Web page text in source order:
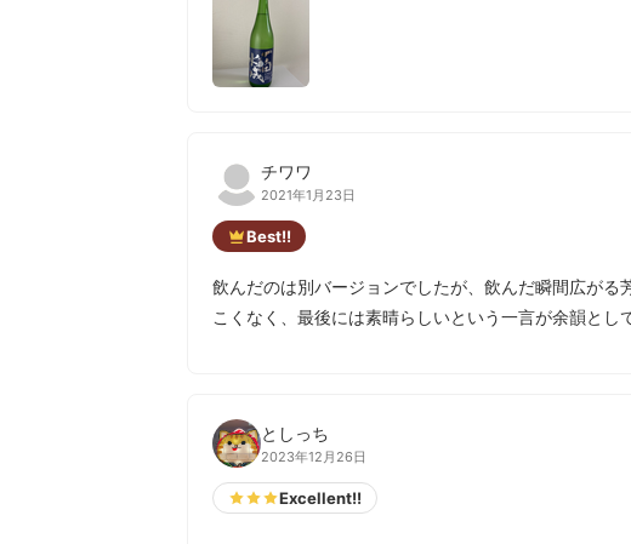
チワワ
2021年1月23日
Best!!
飲んだのは別バージョンでしたが、飲んだ瞬間広が
こくなく、最後には素晴らしいという一言が余韻とし
としっち
2023年12月26日
Excellent!!